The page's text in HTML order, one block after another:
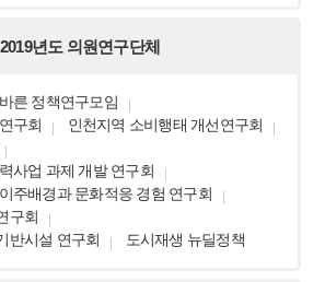
2019년도 의원연구단체
른 정책연구모임
구회
인천지역 소비행태 개선연구회
사업 과제 개발 연구회
주배경과 문화적응 경험 연구회
구회
반시설 연구회
도시재생 뉴딜정책